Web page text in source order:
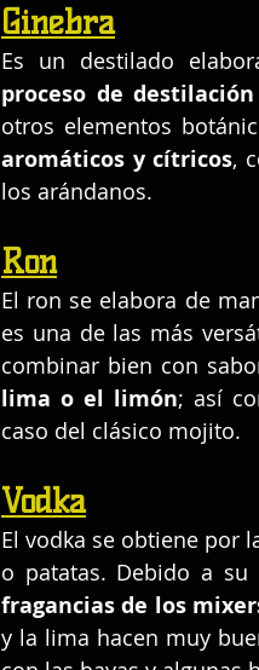
Ginebra
Es un destilado
proceso de destilación
otros elementos
aromáticos y cítricos,
los arándanos.
Ron
El ron se elabora de
es una de las más
combinar bien con
lima o el limón; así
caso del clásico mojito.
Vodka
El vodka se obtiene por
o patatas. Debido a
fragancias de los
y la lima hacen muy